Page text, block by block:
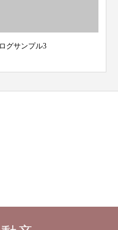
グサンプル3